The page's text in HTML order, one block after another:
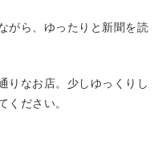
がら、ゆったりと新聞を読
りなお店。少しゆっくりし
ください。